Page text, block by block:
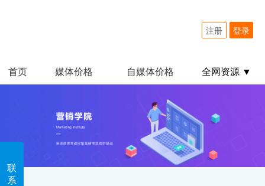
联
系
注册 登录
首页 媒体价格 自媒体价格 全网资源 ▼